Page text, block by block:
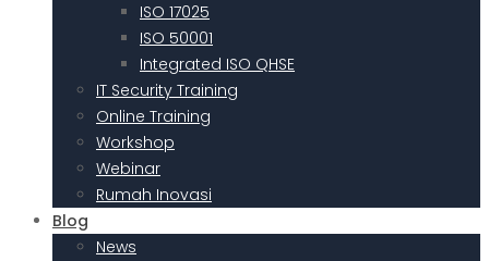
ISO 17025
ISO 50001
Integrated ISO QHSE
IT Security Training
Online Training
Workshop
Webinar
Rumah Inovasi
Blog
News